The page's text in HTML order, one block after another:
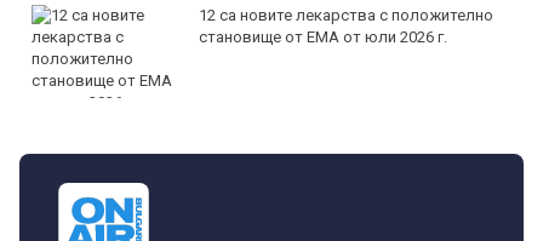
12 са новите лекарства с положително
становище от ЕМА от юли 2026 г.